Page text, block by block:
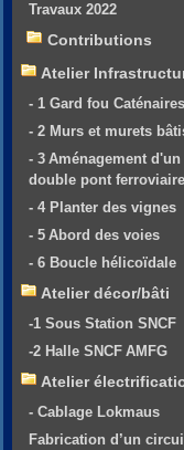
Travaux 2022
Contributions
Atelier
- 1 Gard fou Caténaires
- 2 Murs et murets
- 3 Aménagement d'un
double pont ferroviaire
- 4 Planter des vignes
- 5 Abord des voies
- 6 Boucle hélicoïdale
Atelier décor/bâti
-1 Sous Station SNCF
-2 Halle SNCF AMFG
Atelier
- Cablage Lokmaus
Fabrication d’un